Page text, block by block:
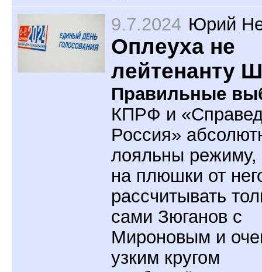
9.7.2024 Юрий
Оплеуха не
лейтенанту
Правильные
КПРФ и
Россия»
лояльны режиму,
на плюшки от
рассчитывать
сами Зюганов с
Мироновым и
узким кругом